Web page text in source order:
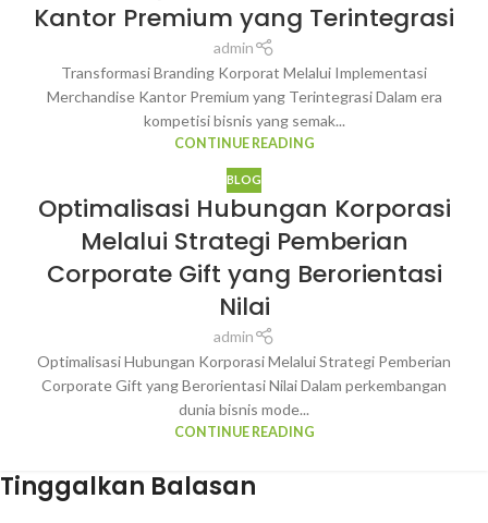
Kantor Premium yang Terintegrasi
admin
Transformasi Branding Korporat Melalui Implementasi
Merchandise Kantor Premium yang Terintegrasi Dalam era
kompetisi bisnis yang semak...
CONTINUE READING
BLOG
Optimalisasi Hubungan Korporasi
Melalui Strategi Pemberian
Corporate Gift yang Berorientasi
Nilai
admin
Optimalisasi Hubungan Korporasi Melalui Strategi Pemberian
Corporate Gift yang Berorientasi Nilai Dalam perkembangan
dunia bisnis mode...
CONTINUE READING
Tinggalkan Balasan